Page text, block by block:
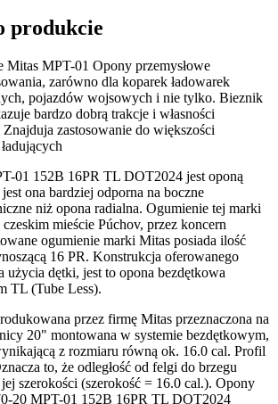
produkcie
Mitas MPT-01 Opony przemysłowe
zarówno dla koparek ładowarek
pojazdów wojsowych i nie tylko. Bieznik
bardzo dobrą trakcje i własności
Znajduja zastosowanie do większości
01 152B 16PR TL DOT2024 jest oponą
ona bardziej odporna na boczne
niż opona radialna. Ogumienie tej marki
mieście Púchov, przez koncern
ogumienie marki Mitas posiada ilość
16 PR. Konstrukcja oferowanego
użycia dętki, jest to opona bezdętkowa
TL (Tube Less).
przez firmę Mitas przeznaczona na
20" montowana w systemie bezdętkowym,
z rozmiaru równą ok. 16.0 cal. Profil
to, że odległość od felgi do brzegu
szerokości (szerokość = 16.0 cal.). Opony
20 MPT-01 152B 16PR TL DOT2024